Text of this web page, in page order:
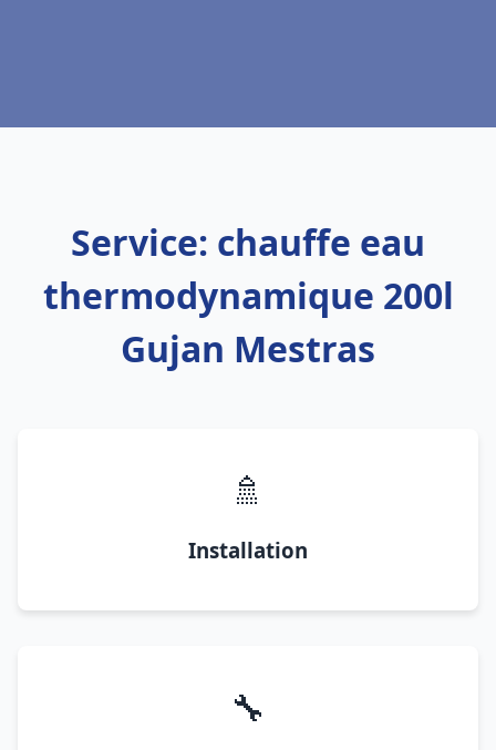
Service: chauffe eau
thermodynamique 200l
Gujan Mestras
🚿
Installation
🔧